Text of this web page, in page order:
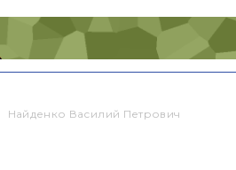
Найденко Василий Петрович